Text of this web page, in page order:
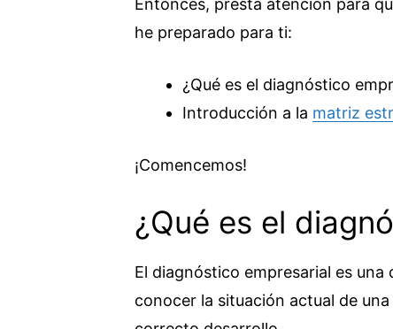
Entonces, presta atención para
he preparado para ti:
¿Qué es el diagnóstico
Introducción a la matriz
¡Comencemos!
¿Qué es el
El diagnóstico empresarial es
conocer la situación actual de